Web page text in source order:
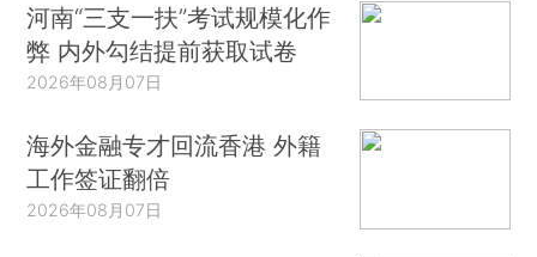
河南“三支一扶”考试规模化作
弊 内外勾结提前获取试卷
2026年08月07日
海外金融专才回流香港 外籍
工作签证翻倍
2026年08月07日